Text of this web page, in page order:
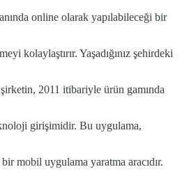
online olarak yapılabileceği bir
kolaylaştırır. Yaşadığınız şehirdeki
2011 itibariyle ürün gamında
girişimidir. Bu uygulama,
mobil uygulama yaratma aracıdır.